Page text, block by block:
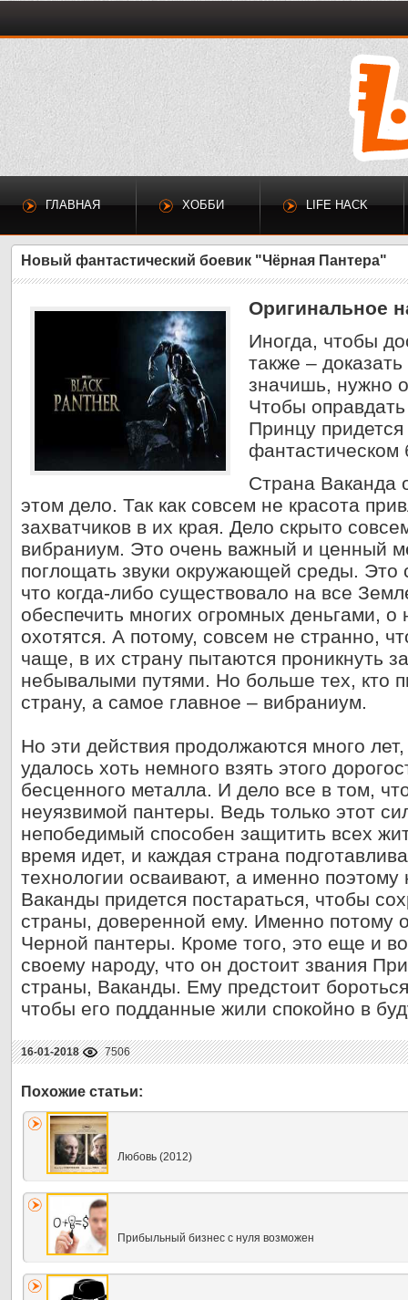
ГЛАВНАЯ ХОББИ LIFE HACK
Новый фантастический боевик "Чёрная Пантера"
Оригинальное
Иногда, чтобы
также –
значишь, нужно
Чтобы
Принцу
фантастическом
Страна Ваканда
этом дело. Так как совсем не красота
захватчиков в их края. Дело скрыто
вибраниум. Это очень важный и ценный
поглощать звуки окружающей среды. Это
что когда-либо существовало на все
обеспечить многих огромных деньгами,
охотятся. А потому, совсем не странно,
чаще, в их страну пытаются проникнуть
небывалыми путями. Но больше тех, кто
страну, а самое главное – вибраниум.
Но эти действия продолжаются много
удалось хоть немного взять этого
бесценного металла. И дело все в том,
неуязвимой пантеры. Ведь только этот
непобедимый способен защитить всех
время идет, и каждая страна
технологии осваивают, а именно
Ваканды придется постараться, чтобы
страны, доверенной ему. Именно потому
Черной пантеры. Кроме того, это еще и
своему народу, что он достоит звания
страны, Ваканды. Ему предстоит
чтобы его подданные жили спокойно в
16-01-2018 7506
Любовь (2012)
Прибыльный бизнес с нуля возможен